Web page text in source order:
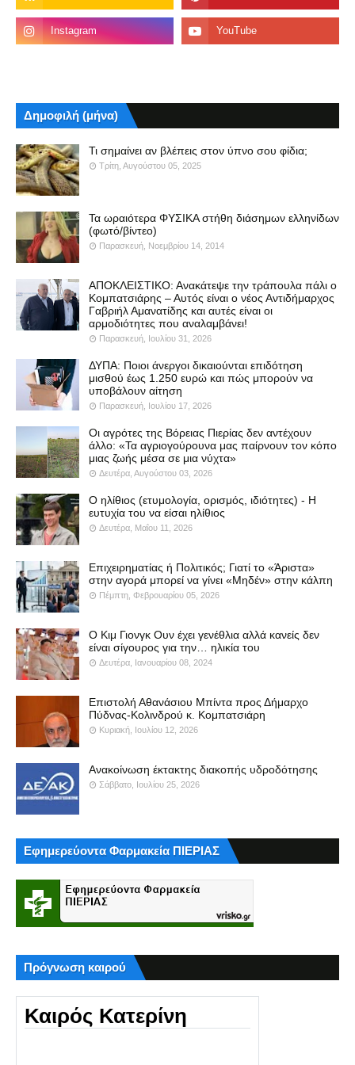
Δημοφιλή (μήνα)
Τι σημαίνει αν βλέπεις στον ύπνο σου φίδια;
Τρίτη, Αυγούστου 05, 2025
Τα ωραιότερα ΦΥΣΙΚΑ στήθη διάσημων ελληνίδων
(φωτό/βίντεο)
Παρασκευή, Νοεμβρίου 14, 2014
ΑΠΟΚΛΕΙΣΤΙΚΟ: Ανακάτεψε την τράπουλα πάλι ο
Κομπατσιάρης – Αυτός είναι ο νέος Αντιδήμαρχος
Γαβριήλ Αμανατίδης και αυτές είναι οι
αρμοδιότητες που αναλαμβάνει!
Παρασκευή, Ιουλίου 31, 2026
ΔΥΠΑ: Ποιοι άνεργοι δικαιούνται επιδότηση
μισθού έως 1.250 ευρώ και πώς μπορούν να
υποβάλουν αίτηση
Παρασκευή, Ιουλίου 17, 2026
Οι αγρότες της Βόρειας Πιερίας δεν αντέχουν
άλλο: «Τα αγριογούρουνα μας παίρνουν τον κόπο
μιας ζωής μέσα σε μια νύχτα»
Δευτέρα, Αυγούστου 03, 2026
Ο ηλίθιος (ετυμολογία, ορισμός, ιδιότητες) - Η
ευτυχία του να είσαι ηλίθιος
Δευτέρα, Μαΐου 11, 2026
Επιχειρηματίας ή Πολιτικός; Γιατί το «Άριστα»
στην αγορά μπορεί να γίνει «Μηδέν» στην κάλπη
Πέμπτη, Φεβρουαρίου 05, 2026
Ο Κιμ Γιονγκ Ουν έχει γενέθλια αλλά κανείς δεν
είναι σίγουρος για την… ηλικία του
Δευτέρα, Ιανουαρίου 08, 2024
Επιστολή Αθανάσιου Μπίντα προς Δήμαρχο
Πύδνας-Κολινδρού κ. Κομπατσιάρη
Κυριακή, Ιουλίου 12, 2026
Ανακοίνωση έκτακτης διακοπής υδροδότησης
Σάββατο, Ιουλίου 25, 2026
Εφημερεύοντα Φαρμακεία ΠΙΕΡΙΑΣ
Πρόγνωση καιρού
Καιρός Κατερίνη